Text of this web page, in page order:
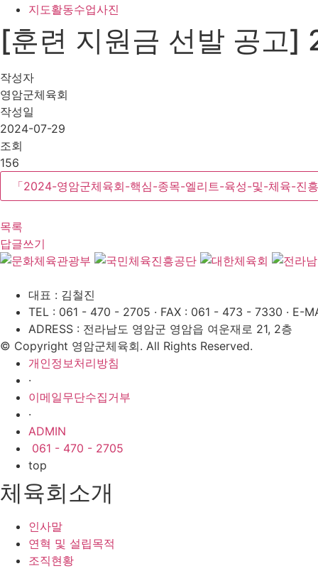
지도활동수업사진
[훈련 지원금 선발 공고]
작성자
영암군체육회
작성일
2024-07-29
조회
156
「2024-영암군체육회-핵심-종목-엘리트-육성-및-체육-진
목록
답글쓰기
대표 : 김철진
TEL : 061 - 470 - 2705 · FAX : 061 - 473 - 7330 · E-
ADRESS : 전라남도 영암군 영암읍 여운재로 21, 2층
© Copyright 영암군체육회. All Rights Reserved.
개인정보처리방침
·
이메일무단수집거부
·
ADMIN
061 - 470 - 2705
top
체육회소개
인사말
연혁 및 설립목적
조직현황